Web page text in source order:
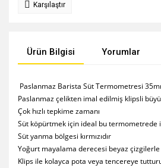
Karşılaştır
Ürün Bilgisi Yorumlar
Paslanmaz Barista Süt Termometresi
Paslanmaz çelikten imal edilmiş klipsli
Çok hızlı tepkime zamanı
Süt köpürtmek için ideal bu termometrede
Süt yanma bölgesi kırmızıdır
Yoğurt mayalama derecesi beyaz
Klips ile kolayca pota veya tencereye